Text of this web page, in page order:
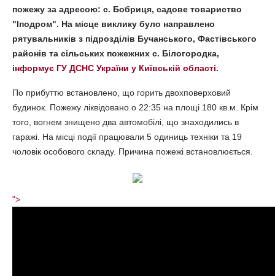
пожежу за адресою: с. Бобриця, садове товариство
"Іподром". На місце виклику було направлено
рятувальників з підрозділів Бучанського, Фастівського
районів та сільських пожежних с. Білогородка,
інформує ГУ ДСНС України у Київській області.
По прибуттю встановлено, що горить двохповерховий
будинок. Пожежу ліквідовано о 22:35 на площі 180 кв.м. Крім
того, вогнем знищено два автомобілі, що знаходились в
гаражі. На місці події працювали 5 одиниць техніки та 19
чоловік особового складу. Причина пожежі встановлюється.
">